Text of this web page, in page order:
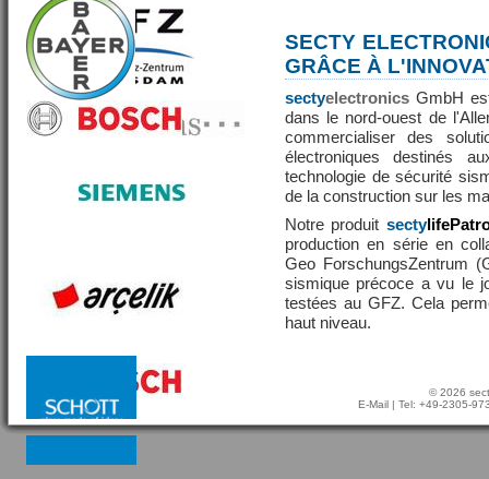
SECTY
GRÂCE À
sectyelectronics GmbH
dans le nord-ouest de
commercialiser des
électroniques destinés
technologie de sécurité
de la construction sur les
Notre produit secty
production en série en
Geo ForschungsZentrum
sismique précoce a vu le
testées au GFZ. Cela
haut niveau.
© 2026
E-Mail | Tel: +49-2305-